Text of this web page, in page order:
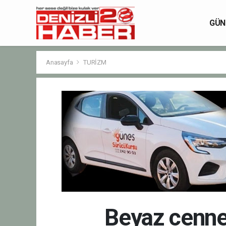
Anasayfa TURİZM
Beyaz